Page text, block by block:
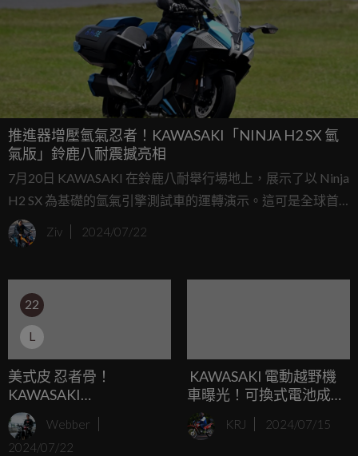
推進器增壓氫氣忍者！KAWASAKI「NINJA H2 SX 氫
氣版」鈴鹿八耐震撼亮相
7月20日 KAWASAKI 在鈴鹿八耐舉行場地上，展示了以 Ninja
H2 SX 為基礎的氫氣引擎測試車的運轉演示。這可是全球首
家量產二輪車廠商公開氫氣引擎摩托車運行的英姿，這次亮
相的氫氣忍者，基於 Ninja H2 SX 改裝而成 (車名尚未確定)，
Ziv 2024/07/22
22
L
美式皮 忍者骨！
KAWASAKI
ELIMINATOR 500SE 比你
想像的還熱血
Webber
2024/07/22
KAWASAKI 電動越野機
車曝光！可換式電池成亮
點
KRJ 2024/07/15